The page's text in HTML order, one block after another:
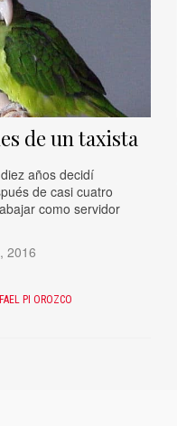
de un taxista
años decidí
de casi cuatro
como servidor
2016
PI OROZCO